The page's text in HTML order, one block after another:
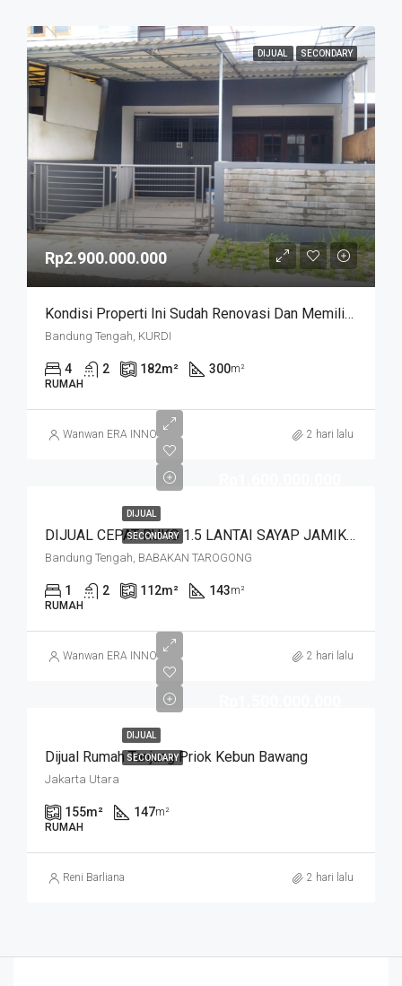
DIJUAL SECONDARY
Rp2.900.000.000
Kondisi Properti Ini Sudah Renovasi Dan Memiliki Desain Scandinavian Yang Menambah Daya Tarik Dan Estetika Properti Ini. Rumah Ini Berada Di Area Perumahan/komplek. Kurdi Timur
Bandung Tengah, KURDI
4 2 182m² 300m²
RUMAH
Wanwan ERA INNO 2 hari lalu
DIJUAL
SECONDARY DIJUAL CEPAT RUKO 1.5 LANTAI SAYAP JAMIKA MASUK HNYA 30 MTR DR JALAN MAIN ROAD JAMIKA HARGA MURAHHH. JL BABAKAN TAROGONG
Bandung Tengah, BABAKAN TAROGONG
1 2 112m² 143m²
RUMAH
Wanwan ERA INNO 2 hari lalu
DIJUAL
SECONDARY
Dijual Rumah Tanjung Priok Kebun Bawang
Jakarta Utara
155m² 147m²
RUMAH
Reni Barliana 2 hari lalu